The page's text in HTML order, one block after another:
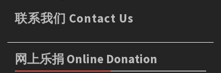
联系我们 Contact Us
网上乐捐 Online Donation